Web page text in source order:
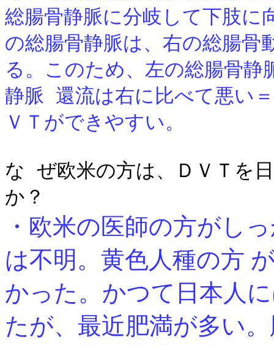
総腸骨静脈に分岐して下肢
の総腸骨静脈は、右の総腸骨
る。このため、左の総腸骨
静脈 還流は右に比べて悪い
ＶＴができやすい。
な ぜ欧米の方は、ＤＶＴ を
か？
・欧米の医師の方がし
は不明。黄色人種の方
かった。かつて日本人
たが、最近肥満が多い